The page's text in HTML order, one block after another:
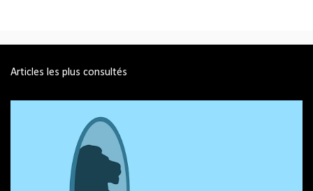
Articles les plus consultés